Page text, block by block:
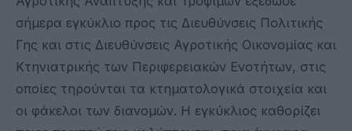
σήμερα εγκύκλιο προς τις Διευθύνσεις Πολιτικής
Γης και στις Διευθύνσεις Αγροτικής Οικονομίας και
Κτηνιατρικής των Περιφερειακών Ενοτήτων, στις
οποίες τηρούνται τα κτηματολογικά στοιχεία και
οι φάκελοι των διανομών. Η εγκύκλιος καθορίζει